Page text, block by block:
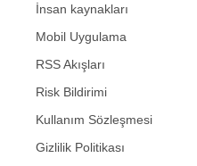
İnsan kaynakları
Mobil Uygulama
RSS Akışları
Risk Bildirimi
Kullanım Sözleşmesi
Gizlilik Politikası